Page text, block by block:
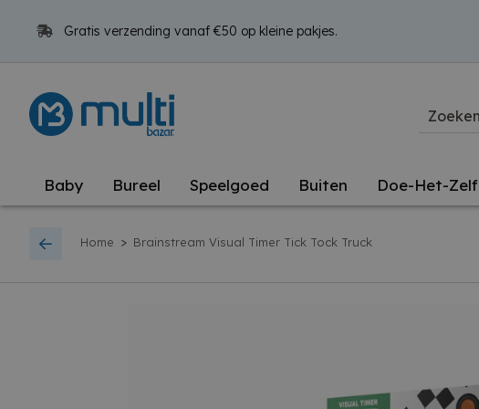
Gratis verzending vanaf €50 op kleine pakjes.
Baby Bureel Speelgoed Buiten Doe-Het-Zelf
Home > Brainstream Visual Timer Tick Tock Truck